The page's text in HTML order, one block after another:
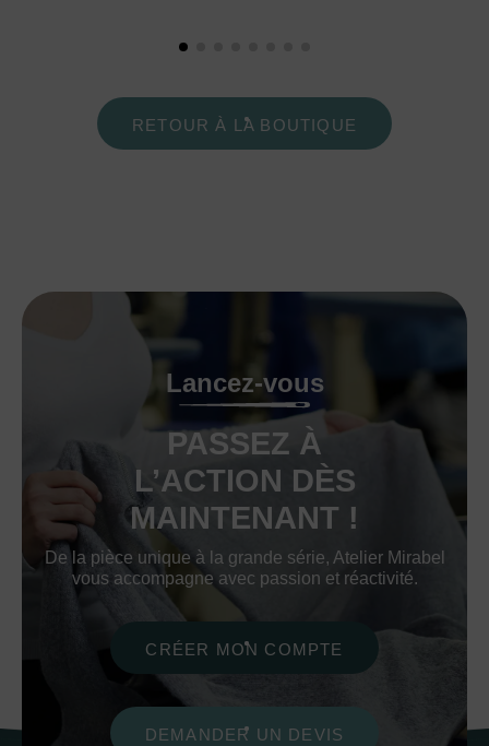
RETOUR À LA BOUTIQUE
Lancez-vous
PASSEZ À
L’ACTION DÈS
MAINTENANT !
De la pièce unique à la grande série, Atelier Mirabel
vous accompagne avec passion et réactivité.
CRÉER MON COMPTE
DEMANDER UN DEVIS